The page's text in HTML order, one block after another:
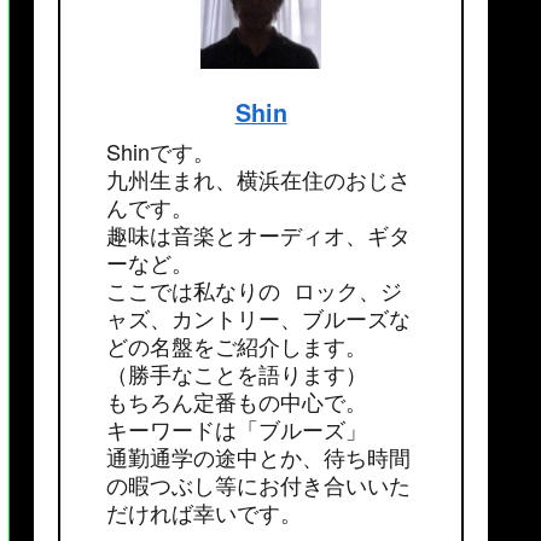
Shin
Shinです。
九州生まれ、横浜在住のおじさ
んです。
趣味は音楽とオーディオ、ギタ
ーなど。
ここでは私なりの ロック、ジ
ャズ、カントリー、ブルーズな
どの名盤をご紹介します。
（勝手なことを語ります）
もちろん定番もの中心で。
キーワードは「ブルーズ」
通勤通学の途中とか、待ち時間
の暇つぶし等にお付き合いいた
だければ幸いです。